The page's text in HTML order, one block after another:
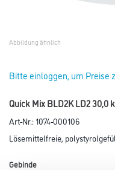
Abbildung ähnlich
Bitte einloggen, um Preise
Quick Mix BLD2K LD2
Art-Nr.:1074-000106
Lösemittelfreie,
Gebinde